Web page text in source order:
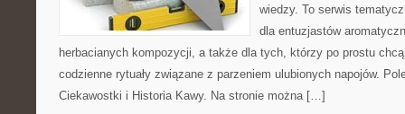
wiedzy. To serwis
dla entuzjastów
herbacianych kompozycji, a także dla tych, którzy po prostu
codzienne rytuały związane z parzeniem ulubionych napojów.
Ciekawostki i Historia Kawy. Na stronie można […]